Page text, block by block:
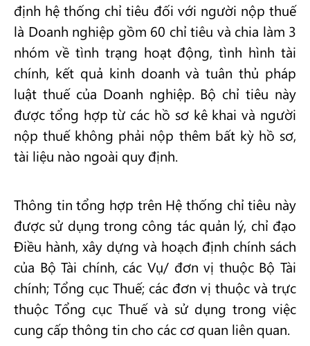
định hệ thống chỉ tiêu đối với người nộp thuế
là Doanh nghiệp gồm 60 chỉ tiêu và chia làm 3
nhóm về tình trạng hoạt động, tình hình tài
chính, kết quả kinh doanh và tuân thủ pháp
luật thuế của Doanh nghiệp. Bộ chỉ tiêu này
được tổng hợp từ các hồ sơ kê khai và người
nộp thuế không phải nộp thêm bất kỳ hồ sơ,
tài liệu nào ngoài quy định.
Thông tin tổng hợp trên Hệ thống chỉ tiêu này
được sử dụng trong công tác quản lý, chỉ đạo
Điều hành, xây dựng và hoạch định chính sách
của Bộ Tài chính, các Vụ/ đơn vị thuộc Bộ Tài
chính; Tổng cục Thuế; các đơn vị thuộc và trực
thuộc Tổng cục Thuế và sử dụng trong việc
cung cấp thông tin cho các cơ quan liên quan.